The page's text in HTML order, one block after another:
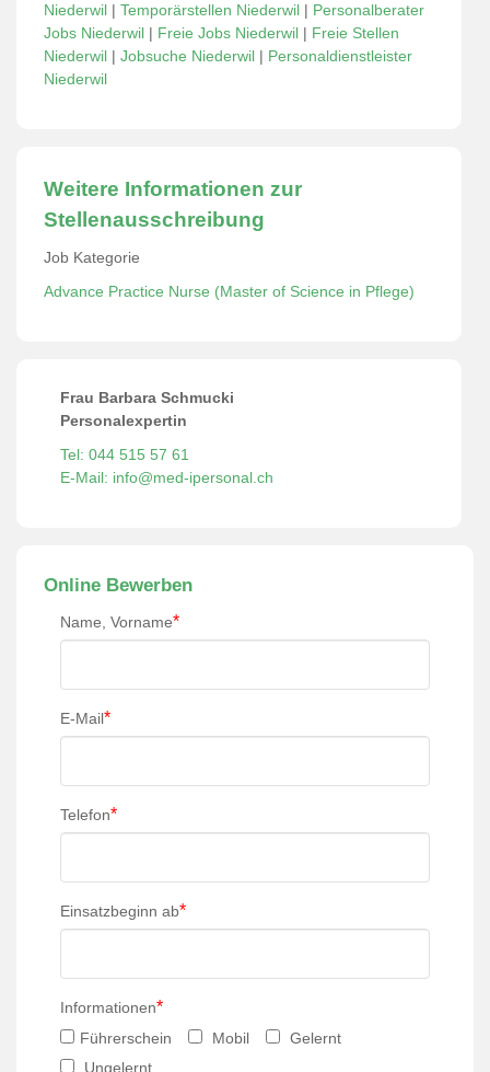
Niederwil | Temporärstellen Niederwil | Personalberater
Jobs Niederwil | Freie Jobs Niederwil | Freie Stellen
Niederwil | Jobsuche Niederwil | Personaldienstleister
Niederwil
Weitere Informationen zur
Stellenausschreibung
Job Kategorie
Advance Practice Nurse (Master of Science in Pflege)
Frau Barbara Schmucki
Personalexpertin
Tel: 044 515 57 61
E-Mail: info@med-ipersonal.ch
Online Bewerben
Name, Vorname*
E-Mail*
Telefon*
Einsatzbeginn ab*
Informationen*
Führerschein Mobil
Gelernt
Ungelernt